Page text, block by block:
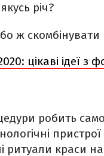
річ?
скомбінувати
цікаві ідеї з
робить
краси на